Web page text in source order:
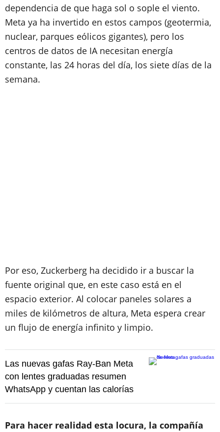
dependencia de que haga sol o sople el viento.
Meta ya ha invertido en estos campos (geotermia,
nuclear, parques eólicos gigantes), pero los
centros de datos de IA necesitan energía
constante, las 24 horas del día, los siete días de la
semana.
Por eso, Zuckerberg ha decidido ir a buscar la
fuente original que, en este caso está en el
espacio exterior. Al colocar paneles solares a
miles de kilómetros de altura, Meta espera crear
un flujo de energía infinito y limpio.
Las nuevas gafas Ray-Ban Meta
con lentes graduadas resumen
WhatsApp y cuentan las calorías
Para hacer realidad esta locura, la compañía